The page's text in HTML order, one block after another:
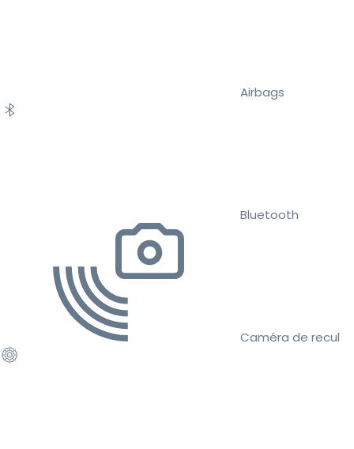
Airbags
Bluetooth
Caméra de recul